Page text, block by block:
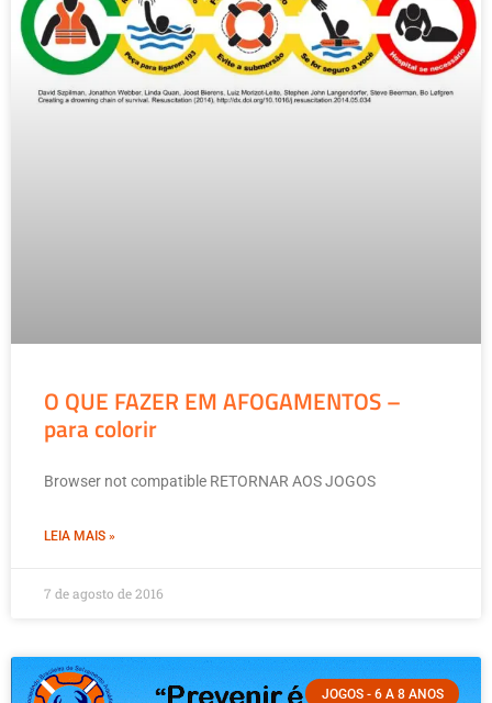
O QUE FAZER EM AFOGAMENTOS –
para colorir
Browser not compatible RETORNAR AOS JOGOS
LEIA MAIS »
7 de agosto de 2016
JOGOS - 6 A 8 ANOS